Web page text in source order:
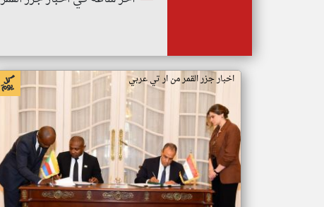
اخبار جزر القمر من ار تي عربي